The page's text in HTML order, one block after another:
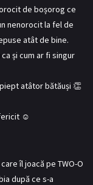
de boșorog ce
nenorocit la fel de
atât de bine.
și cum ar fi singur
atâtor bătăuși 👏
☺️
îl joacă pe TWO-O
după ce s-a